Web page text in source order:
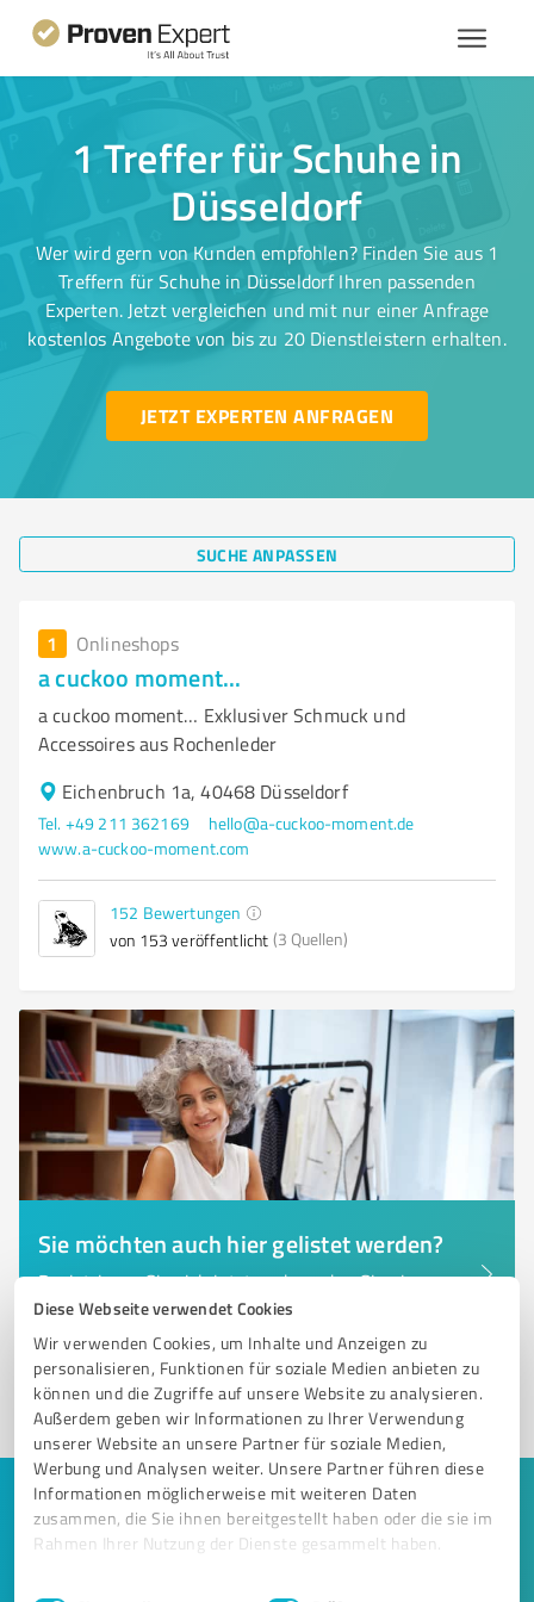
Diese Webseite verwendet Cookies
Wir verwenden Cookies, um Inhalte und Anzeigen zu
personalisieren, Funktionen für soziale Medien anbieten zu
können und die Zugriffe auf unsere Website zu analysieren.
Außerdem geben wir Informationen zu Ihrer Verwendung
unserer Website an unsere Partner für soziale Medien,
Werbung und Analysen weiter. Unsere Partner führen diese
Informationen möglicherweise mit weiteren Daten
zusammen, die Sie ihnen bereitgestellt haben oder die sie im
Rahmen Ihrer Nutzung der Dienste gesammelt haben.
Impressum Datenschutzbestimmungen
Einwilligungsauswahl
1 Treffer für Schuhe in
Düsseldorf
Wer wird gern von Kunden empfohlen? Finden Sie aus 1
Treffern für Schuhe in Düsseldorf Ihren passenden
Experten. Jetzt vergleichen und mit nur einer Anfrage
kostenlos Angebote von bis zu 20 Dienstleistern erhalten.
JETZT EXPERTEN ANFRAGEN
SUCHE ANPASSEN
1 Onlineshops
a cuckoo moment...
a cuckoo moment… Exklusiver Schmuck und
Accessoires aus Rochenleder
Eichenbruch 1a, 40468 Düsseldorf
Tel. +49 211 362169
hello@a-cuckoo-moment.de
www.a-cuckoo-moment.com
152 Bewertungen
von 153 veröffentlicht (3 Quellen)
Sie möchten auch hier gelistet werden?
Registrieren Sie sich jetzt und werden Sie ein von
Kunden empfohlener ProvenExpert!
1
Keine Zeit für lange Recherchen und E-
Mails? Jetzt Angebote empfangen!